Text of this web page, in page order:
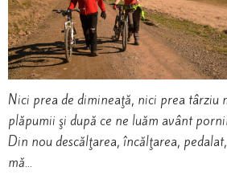
Nici prea de dimineaţă, nici prea târziu
plăpumii şi după ce ne luăm avânt
Din nou descălţarea, încălţarea,
mă…